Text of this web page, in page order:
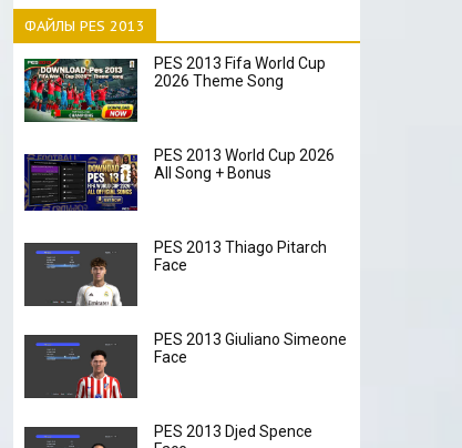
ФАЙЛЫ PES 2013
PES 2013 Fifa World Cup
2026 Theme Song
PES 2013 World Cup 2026
All Song + Bonus
PES 2013 Thiago Pitarch
Face
PES 2013 Giuliano Simeone
Face
PES 2013 Djed Spence